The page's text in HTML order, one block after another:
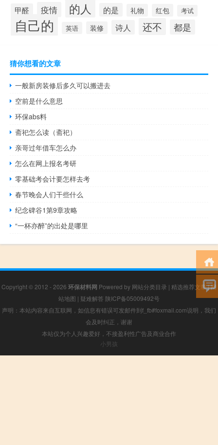
甲醛 疫情 的人 的是 礼物 红包 考试
自己的 英语 装修 诗人 还不 都是
猜你想看的文章
一般新房装修后多久可以搬进去
空前是什么意思
环保abs料
斋祀怎么读（斋祀）
亲哥过年借车怎么办
怎么在网上报名考研
零基础考会计要怎样去考
春节晚会人们干些什么
纪念碑谷1第9章攻略
“一杯亦醉”的出处是哪里
Copyright © 2012 - 2026 环保材料网 Powered by 网站分类目录 | 精选推荐文章|网
站地图 | 疑难解答 陕ICP备05009492号
声明：本站内容来自互联网，如信息有错误可发邮件到f_fb#foxmail.com说明，我们
会及时纠正，谢谢
本站仅为个人兴趣爱好，不接盈利性广告及商业合作
小男孩